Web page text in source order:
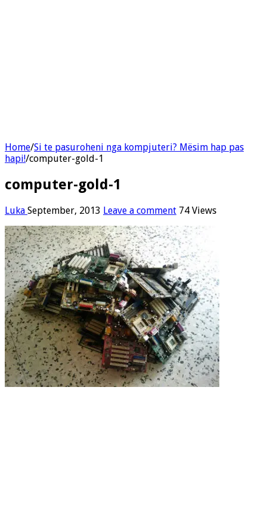
Home/Si te pasuroheni nga kompjuteri? Mësim hap pas
hapi!/computer-gold-1
computer-gold-1
Luka September, 2013 Leave a comment 74 Views